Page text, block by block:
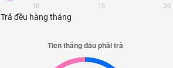
10 15 20
Trả đều hàng tháng